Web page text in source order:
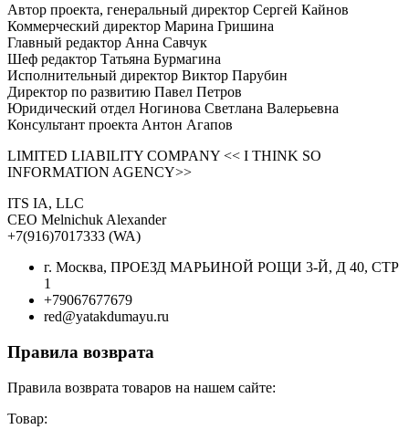
Автор проекта, генеральный директор Сергей Кайнов
Коммерческий директор Марина Гришина
Главный редактор Анна Савчук
Шеф редактор Татьяна Бурмагина
Исполнительный директор Виктор Парубин
Директор по развитию Павел Петров
Юридический отдел Ногинова Светлана Валерьевна
Консультант проекта Антон Агапов
LIMITED LIABILITY COMPANY << I THINK SO
INFORMATION AGENCY>>
ITS IA, LLC
CEO Melnichuk Alexander
+7(916)7017333 (WA)
г. Москва, ПРОЕЗД МАРЬИНОЙ РОЩИ 3-Й, Д 40, СТР
1
+79067677679
red@yatakdumayu.ru
Правила возврата
Правила возврата товаров на нашем сайте:
Товар: